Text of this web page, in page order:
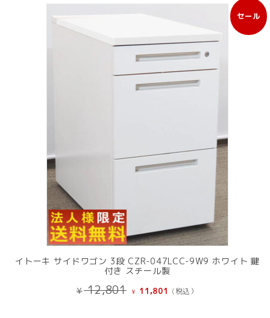
セール
販
売
イトーキ サイドワゴン 3段 CZR-047LCC-9W9 ホワイト 鍵
付き スチール製
¥12,801 元
¥ 11,801 現
(税込）